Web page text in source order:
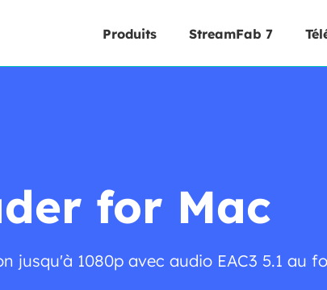
Produits StreamFab 7
for Mac
jusqu'à 1080p avec audio EAC3 5.1 au